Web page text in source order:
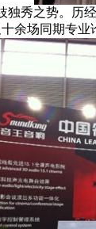
秀之势。历经
余场同期专业